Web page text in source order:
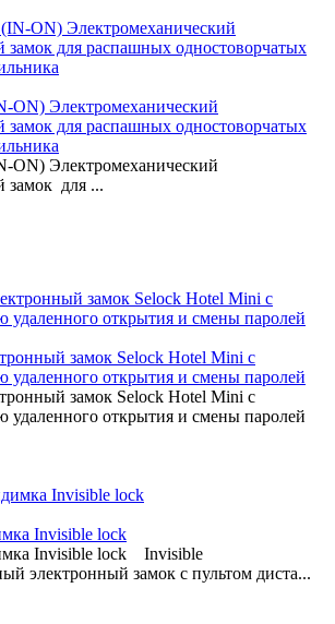
ON) Электромеханический
замок для распашных одностоворчатых
ON) Электромеханический
замок для ...
замок Selock Hotel Mini с
удаленного открытия и смены паролей
замок Selock Hotel Mini с
удаленного открытия и смены паролей
Invisible lock
Invisible lock Invisible
электронный замок с пультом диста...